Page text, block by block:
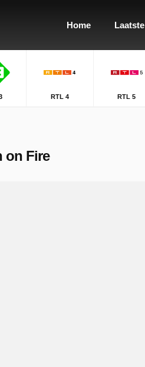
Home Laatste
RTL 4 RTL 5
on Fire